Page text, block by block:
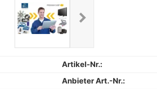
chevron_right
Next
Artikel-Nr.:
Anbieter Art.-Nr.: